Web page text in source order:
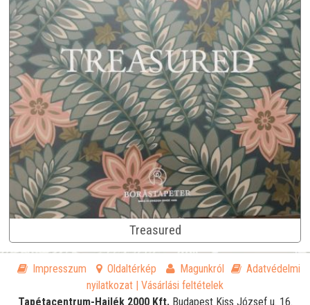
Treasured
Impresszum Oldaltérkép Magunkról
Adatvédelmi
nyilatkozat
| Vásárlási feltételek
Tapétacentrum-Hajlék 2000 Kft. Budapest Kiss József u. 16.